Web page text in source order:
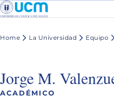
Home La Universidad Equipo
Jorge M.
ACADÉMICO